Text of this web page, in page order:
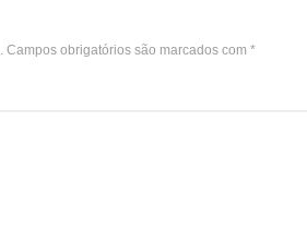
Campos obrigatórios são marcados com *